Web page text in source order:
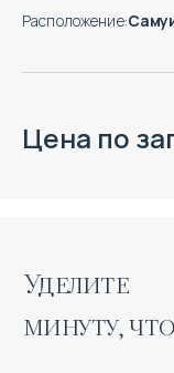
Расположение:
Цена по
Уделите
минуту,